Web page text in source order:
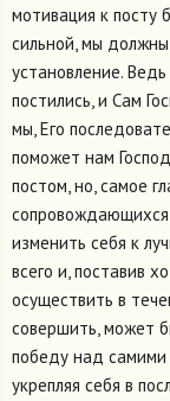
мотивация к посту
сильной, мы
установление.
постились, и Сам
мы, Его
поможет нам
постом, но, самое
сопровождающихся
изменить себя к
всего и, поставив
осуществить в
совершить, может
победу над самими
укрепляя себя в